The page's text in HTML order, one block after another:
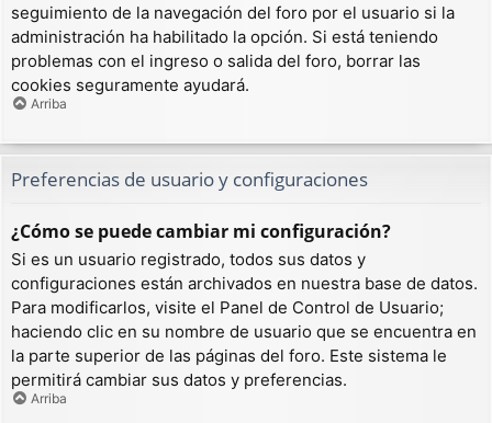
seguimiento de la navegación del foro por el usuario si la
administración ha habilitado la opción. Si está teniendo
problemas con el ingreso o salida del foro, borrar las
cookies seguramente ayudará.
Arriba
Preferencias de usuario y configuraciones
¿Cómo se puede cambiar mi configuración?
Si es un usuario registrado, todos sus datos y
configuraciones están archivados en nuestra base de datos.
Para modificarlos, visite el Panel de Control de Usuario;
haciendo clic en su nombre de usuario que se encuentra en
la parte superior de las páginas del foro. Este sistema le
permitirá cambiar sus datos y preferencias.
Arriba